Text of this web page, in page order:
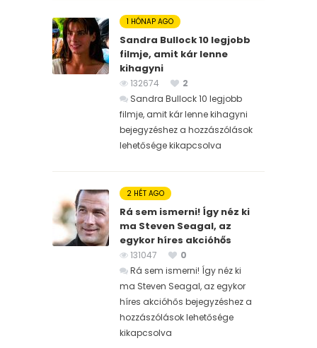
1 HÓNAP AGO
Sandra Bullock 10 legjobb
filmje, amit kár lenne
kihagyni
132674
2
Sandra Bullock 10 legjobb
filmje, amit kár lenne kihagyni
bejegyzéshez a hozzászólások
lehetősége kikapcsolva
2 HÉT AGO
Rá sem ismerni! Így néz ki
ma Steven Seagal, az
egykor híres akcióhős
131047
0
Rá sem ismerni! Így néz ki
ma Steven Seagal, az egykor
híres akcióhős bejegyzéshez a
hozzászólások lehetősége
kikapcsolva